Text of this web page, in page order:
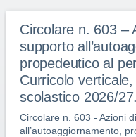
Circolare n. 603 –
supporto
propedeutico al
Curricolo
scolastico 2026/27.
Circolare n. 603 - Azioni
all’autoaggiornamento,